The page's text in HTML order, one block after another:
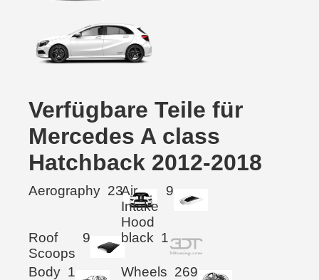
Verfügbare Teile für
Mercedes A class
Hatchback 2012-2018
Aerography 23Air
Intake
Hood
9
Roof
Scoops
9 black 1
Body 1 Wheels 269